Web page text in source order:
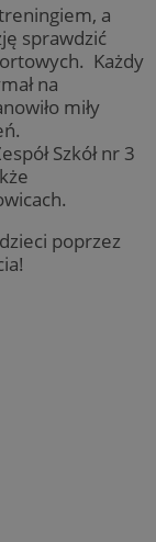
a
sprawdzić
Każdy
na
miły
Szkół nr 3
poprzez